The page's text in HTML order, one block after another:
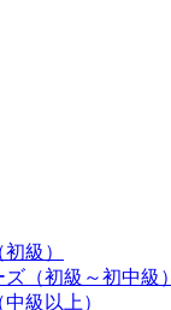
級）
（初級～初中級）
級以上）